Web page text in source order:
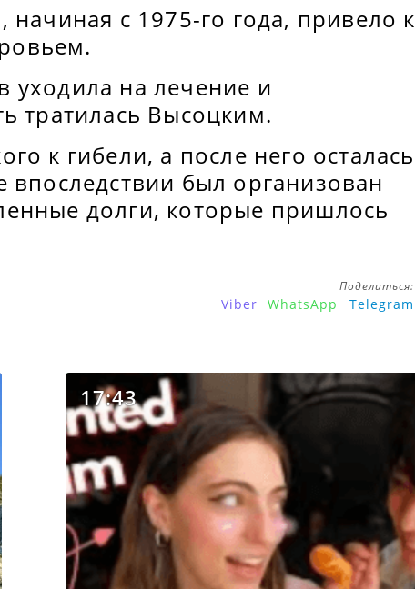
начиная с 1975-го года, привело к
уходила на лечение и
тратилась Высоцким.
к гибели, а после него осталась
впоследствии был организован
долги, которые пришлось
Поделиться:
Viber WhatsApp Telegram
17:43